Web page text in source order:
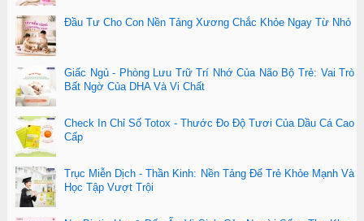
Đầu Tư Cho Con Nền Tảng Xương Chắc Khỏe Ngay Từ Nhỏ
Giấc Ngủ - Phòng Lưu Trữ Trí Nhớ Của Não Bộ Trẻ: Vai Trò
Bất Ngờ Của DHA Và Vi Chất
Check In Chỉ Số Totox - Thước Đo Độ Tươi Của Dầu Cá Cao
Cấp
Trục Miễn Dịch - Thần Kinh: Nền Tảng Để Trẻ Khỏe Mạnh Và
Học Tập Vượt Trội